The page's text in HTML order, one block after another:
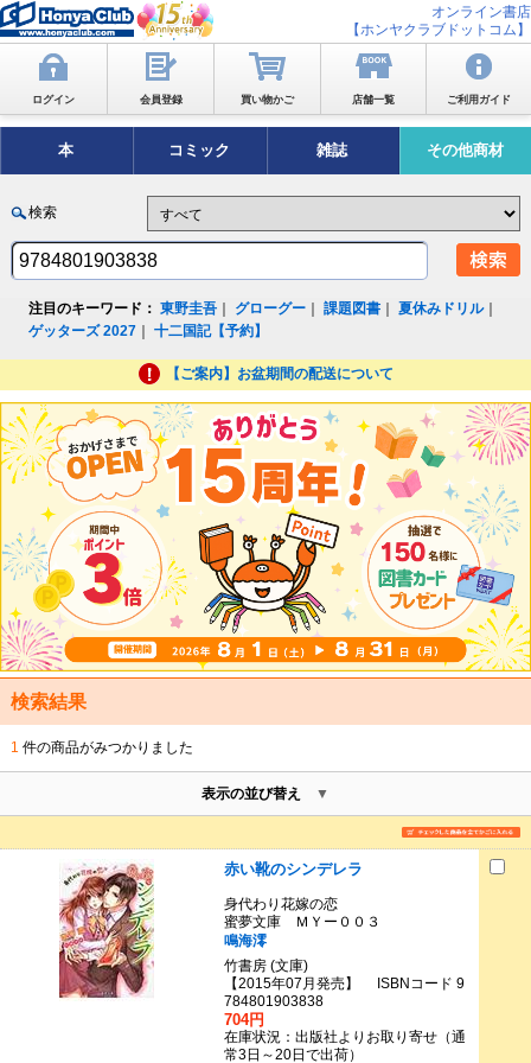
オンライン書店
【ホンヤクラブドットコム】
ログイン 会員登録 買い物かご 店舗一覧 ご利用ガイド
本 コミック 雑誌 その他商材
検索
注目のキーワード： 東野圭吾 グローグー ｜課題図書 ｜夏休みドリル｜
ゲッターズ 2027 ｜十二国記【予約】
【ご案内】お盆期間の配送について
検索結果
1 件の商品がみつかりました
表示の並び替え
赤い靴のシンデレラ
身代わり花嫁の恋
蜜夢文庫 ＭＹー００３
鳴海澪
竹書房 (文庫)
【2015年07月発売】 ISBNコード 9
784801903838
704円
在庫状況：出版社よりお取り寄せ（通
常3日～20日で出荷）